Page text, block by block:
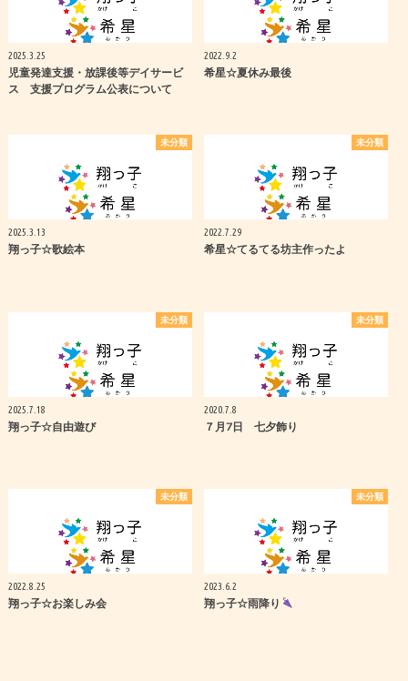
2025.3.25
児童発達支援・放課後等デイサービ
ス 支援プログラム公表について
2022.9.2
希星☆夏休み最後
未分類
2025.3.13
翔っ子☆歌絵本
未分類
2022.7.29
希星☆てるてる坊主作ったよ
未分類
2025.7.18
翔っ子☆自由遊び
未分類
2020.7.8
７月7日 七夕飾り
未分類
2022.8.25
翔っ子☆お楽しみ会
未分類
2023.6.2
翔っ子☆雨降り